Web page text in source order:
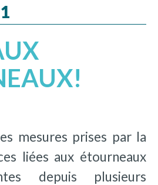
mesures prises par la
liées aux étourneaux
depuis plusieurs